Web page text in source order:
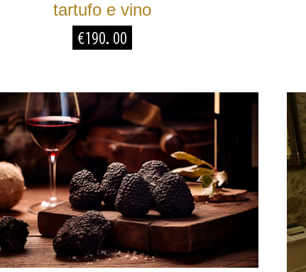
tartufo e vino
€190.00
senese sotto
vigne e nella
di
ancora le
e tranquillità;
e molto
Very Good